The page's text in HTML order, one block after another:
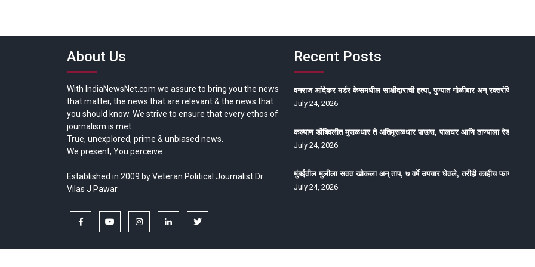
About Us
With IndiaNewsNet.com we assure to bring you the news
that matter, the news that are relevant & the news that
you should know. We strive to ensure that every ethos of
journalism is met.
True, unexplored, prime & unbiased news.
We present, You perceive
Established in 2009 by Veteran Political Journalist Dr
Vilas J Pawar
facebook youtubeinstagramlinkedintwitter
Recent Posts
वनराज आंदेकर मर्डर केसमधील साक्षीदाराची हत्या, पुण्यात गोळीबार अन् रक्तरंजित थरार
July 24, 2026
कल्याण डोंबिवलीत मुसळधार ते अतिमुसळधार पाऊस, पालघर आणि ठाण्याला रेड अलर्ट,
July 24, 2026
मुंबईतील मुलीला सतत खोकला अन् ताप, ७ वर्षे उपचार घेतले, तरीही काहीच फायदा
July 24, 2026